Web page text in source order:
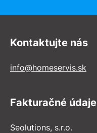
Kontaktujte nás
info@homeservis.sk
Fakturačné údaje
Seolutions, s.r.o.